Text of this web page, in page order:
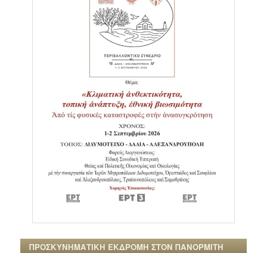
ΠΡΟΣΚΥΝΗΜΑΤΙΚΗ ΕΚΔΡΟΜΗ ΣΤΟΝ ΠΑΝΟΡΜΙΤΗ